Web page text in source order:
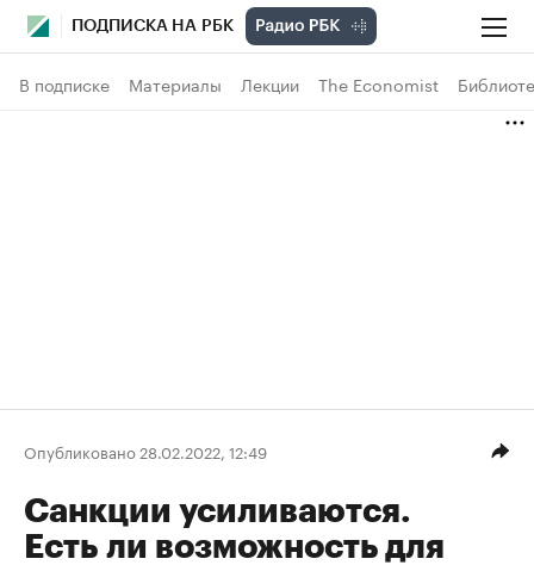
ПОДПИСКА НА РБК
В подписке Материалы Лекции The Economist
Опубликовано 28.02.2022, 12:49
Санкции усиливаются.
Есть ли возможность для